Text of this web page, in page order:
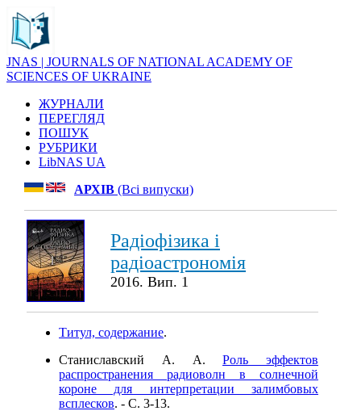
JNAS | JOURNALS OF NATIONAL ACADEMY OF
SCIENCES OF UKRAINE
ЖУРНАЛИ
ПЕРЕГЛЯД
ПОШУК
РУБРИКИ
LibNAS UA
АРХІВ (Всі випуски)
Радіофізика і
радіоастрономія
2016. Вип. 1
Титул, содержание.
Станиславский А. А.Роль эффектов
распространения радиоволн в солнечной
короне для интерпретации залимбовых
всплесков. - C. 3-13.